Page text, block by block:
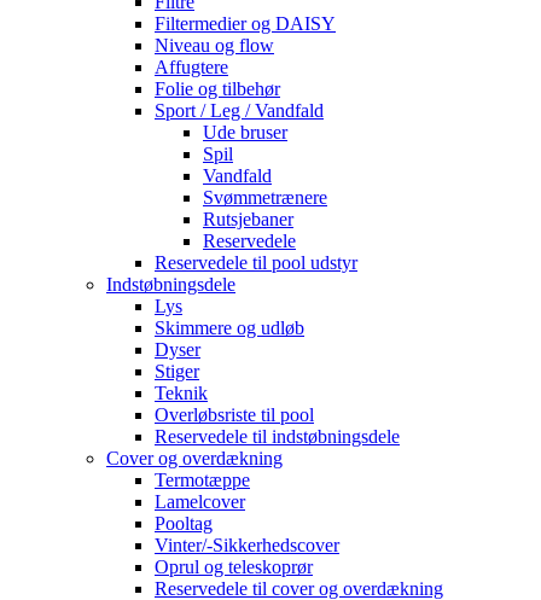
Filtermedier og DAISY
Niveau og flow
Affugtere
Folie og tilbehør
Sport / Leg / Vandfald
Ude bruser
Spil
Vandfald
Svømmetrænere
Rutsjebaner
Reservedele
Reservedele til pool udstyr
Indstøbningsdele
Lys
Skimmere og udløb
Dyser
Stiger
Teknik
Overløbsriste til pool
Reservedele til indstøbningsdele
Cover og overdækning
Termotæppe
Lamelcover
Pooltag
Vinter/-Sikkerhedscover
Oprul og teleskoprør
Reservedele til cover og overdækning